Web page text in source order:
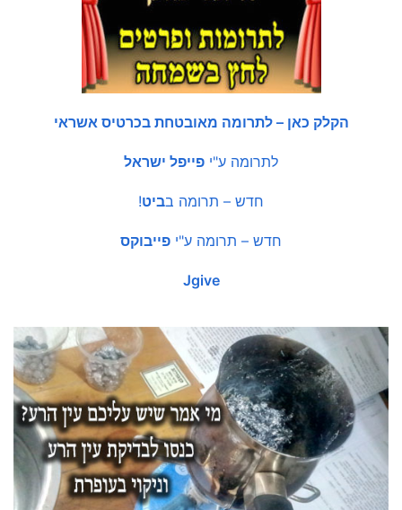
הקלק כאן – לתרומה מאובטחת בכרטיס אשראי
לתרומה ע"י פייפל ישראל
חדש – תרומה בביט!
חדש – תרומה ע"י פייבוקס
Jgive